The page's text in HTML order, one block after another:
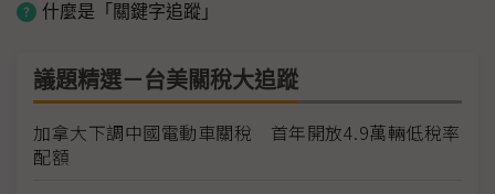
什麼是「關鍵字追蹤」
議題精選－台美關稅大追蹤
加拿大下調中國電動車關稅 首年開放4.9萬輛低稅率
配額